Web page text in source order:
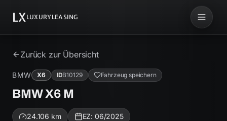
LXLUXURYLEASING
Zurück zur Übersicht
BMW X6 IDB10129 Fahrzeug speichern
BMW X6 M
24.106 km EZ: 06/2025